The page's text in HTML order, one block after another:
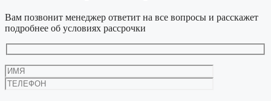
Вам позвонит менеджер ответит на все вопросы и расскажет
подробнее об условиях рассрочки